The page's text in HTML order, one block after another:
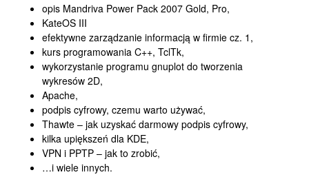
opis Mandriva Power Pack 2007 Gold, Pro,
KateOS III
efektywne zarządzanie informacją w firmie cz. 1,
kurs programowania C++, TclTk,
wykorzystanie programu gnuplot do tworzenia
wykresów 2D,
Apache,
podpis cyfrowy, czemu warto używać,
Thawte – jak uzyskać darmowy podpis cyfrowy,
kilka upiększeń dla KDE,
VPN i PPTP – jak to zrobić,
…i wiele innych.